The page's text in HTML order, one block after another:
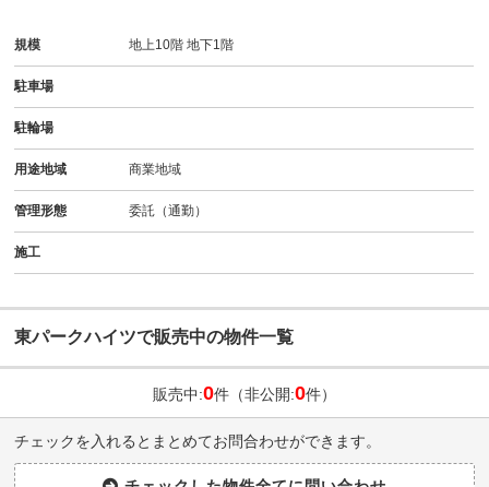
規模 地上10階 地下1階
駐車場
駐輪場
用途地域 商業地域
管理形態 委託（通勤）
施工
東パークハイツで販売中の物件一覧
販売中:0件（非公開:0件）
チェックを入れるとまとめてお問合わせができます。